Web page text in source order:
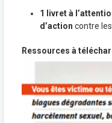
1 livret à
d’action contre
Ressources à